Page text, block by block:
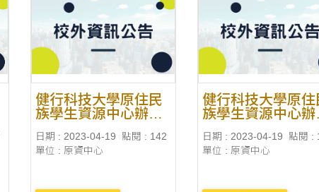
健行科技大學原住民
族學生資源中心辦理
岸阿美族文化祭系列
活動」
日期 : 2023-04-19
點閱 : 142
單位 : 原資中心
健行科技大學原住
族學生資源中心辦
岸阿美族文化祭系
活動」
日期 : 2023-04-19
點閱 :
單位 : 原資中心